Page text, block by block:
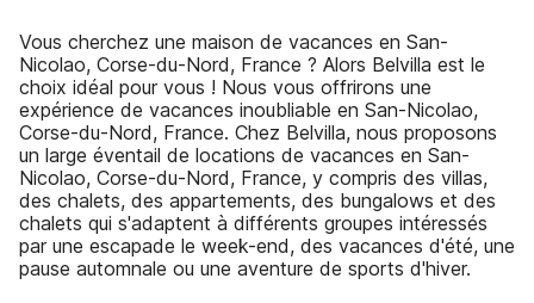
Vous cherchez une maison de vacances en San-
Nicolao, Corse-du-Nord, France ? Alors Belvilla est le
choix idéal pour vous ! Nous vous offrirons une
expérience de vacances inoubliable en San-Nicolao,
Corse-du-Nord, France. Chez Belvilla, nous proposons
un large éventail de locations de vacances en San-
Nicolao, Corse-du-Nord, France, y compris des villas,
des chalets, des appartements, des bungalows et des
chalets qui s'adaptent à différents groupes intéressés
par une escapade le week-end, des vacances d'été, une
pause automnale ou une aventure de sports d'hiver.